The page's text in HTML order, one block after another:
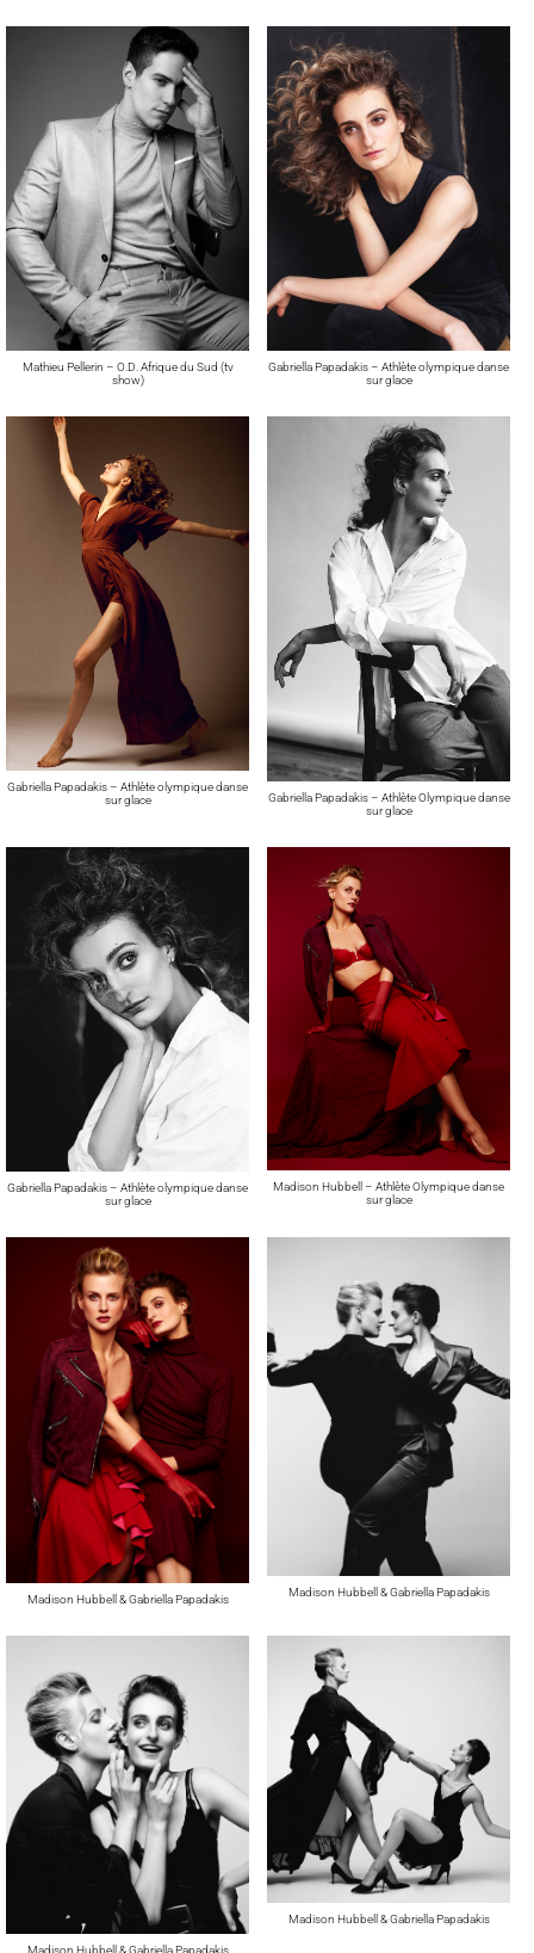
Mathieu Pellerin – O.D. Afrique du Sud (tv
show)
Gabriella Papadakis – Athlète olympique danse
sur glace
Gabriella Papadakis – Athlète olympique danse
sur glace
Gabriella Papadakis – Athlète Olympique danse
sur glace
Gabriella Papadakis – Athlète olympique danse
sur glace
Madison Hubbell – Athlète Olympique danse
sur glace
Madison Hubbell & Gabriella Papadakis
Madison Hubbell & Gabriella Papadakis
Madison Hubbell & Gabriella Papadakis
Madison Hubbell & Gabriella Papadakis